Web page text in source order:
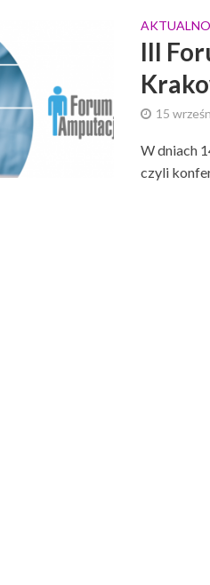
III
15
W dniach
czyli